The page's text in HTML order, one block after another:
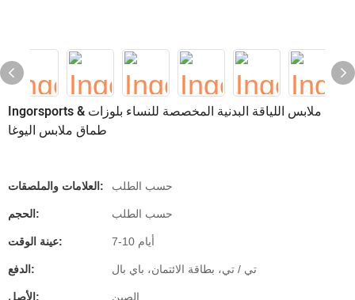
Ingorsports ملابس اللياقة البدنية المخصصة للنساء بلوزات &
طماق ملابس اليوغا
العلامات والملصقات: حسب الطلب
الحجم: حسب الطلب
عينة الوقت: 7-10 أيام
الدفع: تي / تي، بطاقة الائتمان، باي بال
الأصل: الصين